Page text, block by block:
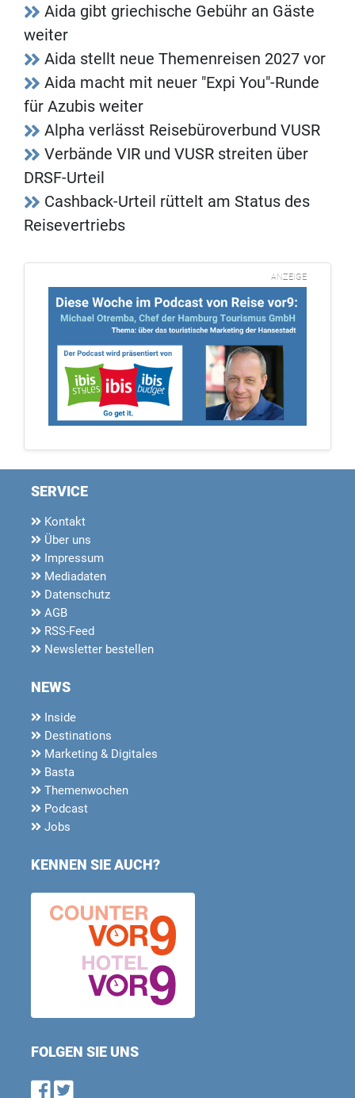
Aida gibt griechische Gebühr an Gäste
weiter
Aida stellt neue Themenreisen 2027 vor
Aida macht mit neuer "Expi You"-Runde
für Azubis weiter
Alpha verlässt Reisebüroverbund VUSR
Verbände VIR und VUSR streiten über
DRSF-Urteil
Cashback-Urteil rüttelt am Status des
Reisevertriebs
ANZEIGE
SERVICE
Kontakt
Über uns
Impressum
Mediadaten
Datenschutz
AGB
RSS-Feed
Newsletter bestellen
NEWS
Inside
Destinations
Marketing & Digitales
Basta
Themenwochen
Podcast
Jobs
KENNEN SIE AUCH?
FOLGEN SIE UNS
Find us on Facebook
Follow us on Twitter